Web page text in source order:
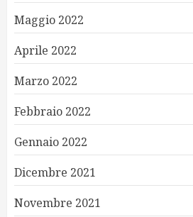
Maggio 2022
Aprile 2022
Marzo 2022
Febbraio 2022
Gennaio 2022
Dicembre 2021
Novembre 2021